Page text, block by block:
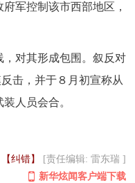
军控制该市西部地区，
对其形成包围。叙反对
击，并于８月初宣称从
人员会合。
【纠错】
[责任编辑: 雷东瑞 ]
新华炫闻客户端下载